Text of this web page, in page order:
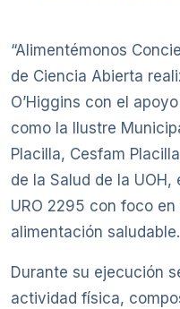
“Alimentémonos
de Ciencia Abierta
O’Higgins con el
como la Ilustre
Placilla, Cesfam
de la Salud de la
URO 2295 con foco
alimentación saludable.
Durante su ejecución
actividad física,